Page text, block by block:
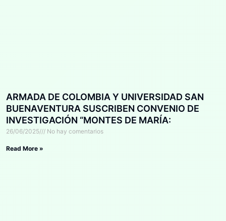
ARMADA DE COLOMBIA Y UNIVERSIDAD SAN
BUENAVENTURA SUSCRIBEN CONVENIO DE
INVESTIGACIÓN “MONTES DE MARÍA:
TERRITORIOS QUE RENACEN”
26/06/2025 No hay comentarios
Read More »